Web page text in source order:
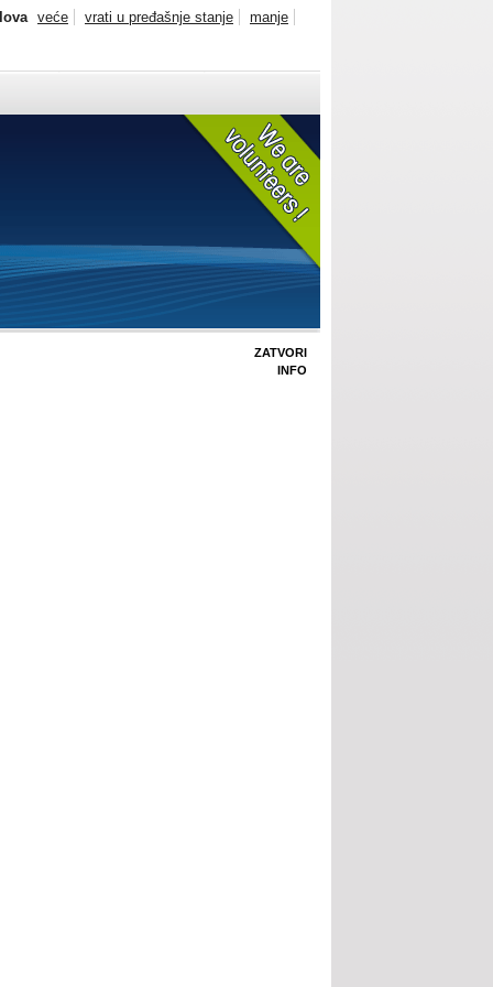
veće vrati u pređašnje stanje manje
ZATVORI
INFO